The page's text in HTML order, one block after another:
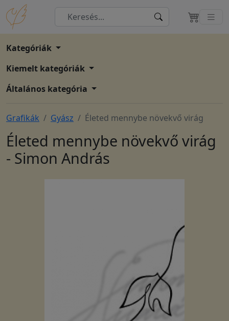
Kategóriák
Kiemelt kategóriák
Általános kategória
Grafikák Gyász Életed mennybe növekvő virág
Életed mennybe növekvő virág
- Simon András